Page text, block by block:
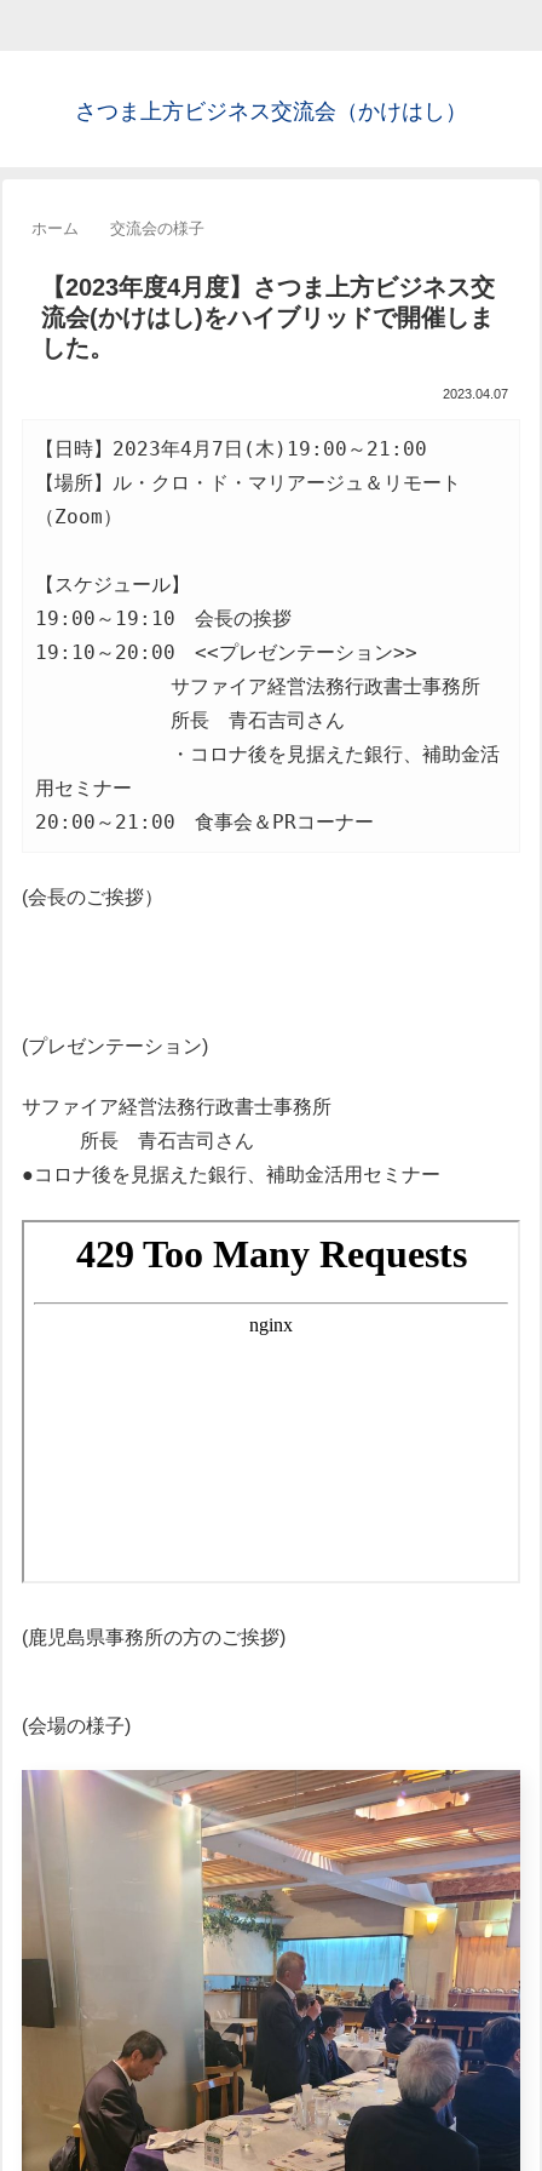
さつま上方ビジネス交流会（かけはし）
ホーム 交流会の様子
【2023年度4月度】さつま上方ビジネス交
流会(かけはし)をハイブリッドで開催しま
した。
2023.04.07
【日時】2023年4月7日(木)19:00～21:00
【場所】ル・クロ・ド・マリアージュ＆リモート
（Zoom）
【スケジュール】
19:00～19:10　会長の挨拶
19:10～20:00　<<プレゼンテーション>>
サファイア経営法務行政書士事務所
所長　青石吉司さん
・コロナ後を見据えた銀行、補助金活
用セミナー
20:00～21:00　食事会＆PRコーナー
(会長のご挨拶）
(プレゼンテーション)
サファイア経営法務行政書士事務所
所長 青石吉司さん
●コロナ後を見据えた銀行、補助金活用セミナー
(鹿児島県事務所の方のご挨拶)
(会場の様子)